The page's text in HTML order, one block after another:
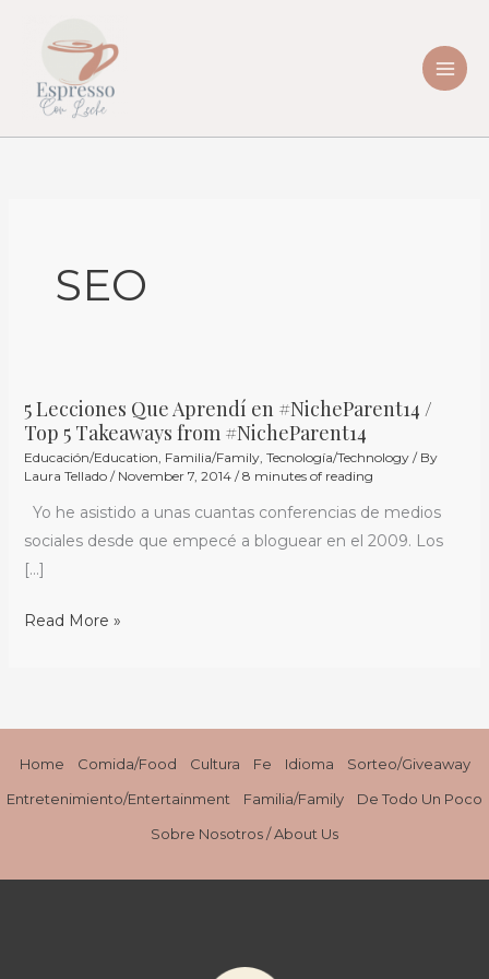
SEO
5 Lecciones Que Aprendí en #NicheParent14 /
Top 5 Takeaways from #NicheParent14
Educación/Education, Familia/Family, Tecnología/Technology/ By
Laura Tellado / November 7, 2014/8 minutes of reading
Yo he asistido a unas cuantas conferencias de medios
sociales desde que empecé a bloguear en el 2009. Los
[…]
5
Lecciones
Que
en
#NicheParent14
/
Read More »
Home Comida/Food Cultura Fe Idioma
Sorteo/Giveaway
Entretenimiento/Entertainment
Familia/Family
De Todo Un Poco
Sobre Nosotros / About Us